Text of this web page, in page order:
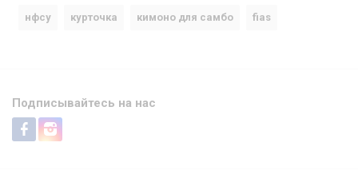
нфсу курточка кимоно для самбо fias
Подписывайтесь на нас